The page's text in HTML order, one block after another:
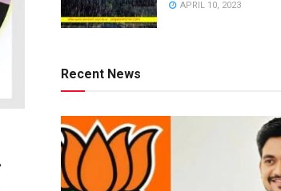
APRIL 10, 2023
Recent News